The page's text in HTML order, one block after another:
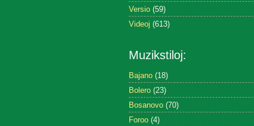
Versio (59)
Videoj (613)
Muzikstiloj:
Bajano (18)
Bolero (23)
Bosanovo (70)
Foroo (4)